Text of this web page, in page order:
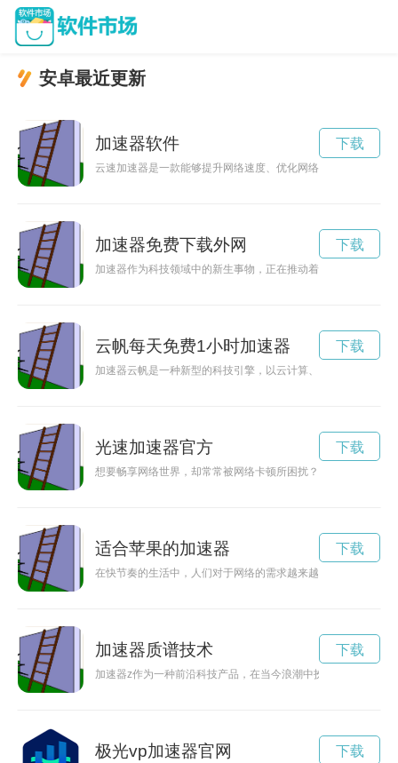
安卓最近更新
加速器软件
云速加速器是一款能够提升网络速度、优化网络连接的工具。
下载
加速器免费下载外网
加速器作为科技领域中的新生事物，正在推动着创新创业的浪
下载
云帆每天免费1小时加速器
加速器云帆是一种新型的科技引擎，以云计算、人工智能等技
下载
光速加速器官方
想要畅享网络世界，却常常被网络卡顿所困扰？不妨尝试一款
下载
适合苹果的加速器
在快节奏的生活中，人们对于网络的需求越来越高，速度成为
下载
加速器质谱技术
加速器z作为一种前沿科技产品，在当今浪潮中扮演着重要角色
下载
极光vp加速器官网 下载